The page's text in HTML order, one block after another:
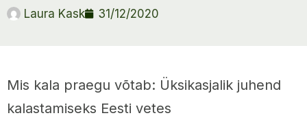
Laura Kask 31/12/2020
Mis kala praegu võtab: Üksikasjalik juhend
kalastamiseks Eesti vetes